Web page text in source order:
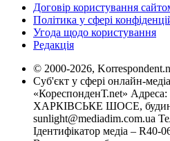
Договір користування
Політика у сфері
Угода щодо користування
Редакція
© 2000-2026,
Суб'єкт у сфері онлайн-
«КореспонденТ.net» Адреса:
ХАРКІВСЬКЕ ШОСЕ,
sunlight@mediadim.com.ua
Ідентифікатор медіа – R40-